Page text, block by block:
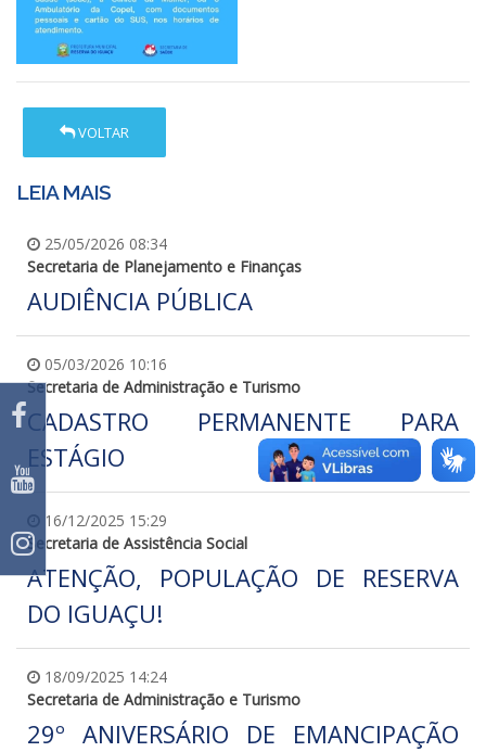
VOLTAR
LEIA MAIS
25/05/2026 08:34
Secretaria de Planejamento e Finanças
AUDIÊNCIA PÚBLICA
05/03/2026 10:16
Secretaria de Administração e Turismo
CADASTRO PERMANENTE PARA
ESTÁGIO
16/12/2025 15:29
Secretaria de Assistência Social
ATENÇÃO, POPULAÇÃO DE RESERVA
DO IGUAÇU!
18/09/2025 14:24
Secretaria de Administração e Turismo
29º ANIVERSÁRIO DE EMANCIPAÇÃO